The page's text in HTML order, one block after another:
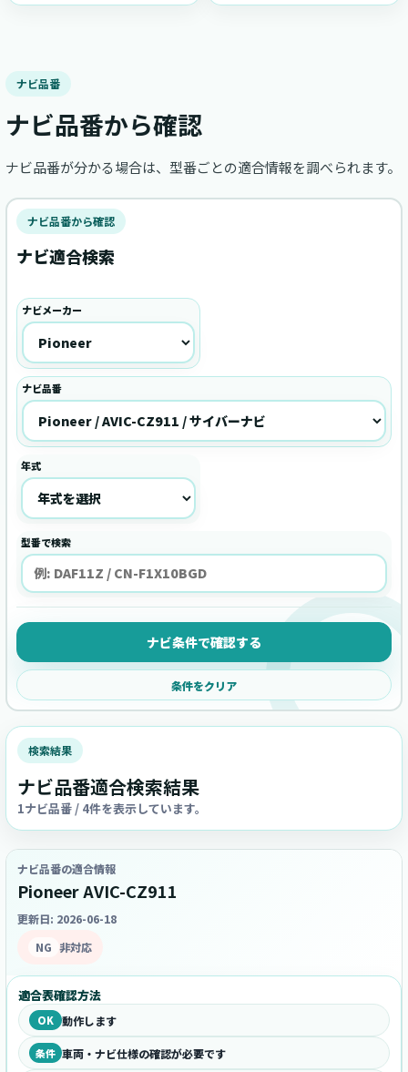
ナビ品番
ナビ品番から確認
ナビ品番が分かる場合は、型番ごとの適合情報を調べられます。
ナビ品番から確認
ナビ適合検索
ナビメーカー
ナビ品番
年式
型番で検索
ナビ条件で確認する
条件をクリア
検索結果
ナビ品番適合検索結果
1ナビ品番 / 4件を表示しています。
ナビ品番の適合情報
Pioneer AVIC-CZ911
更新日: 2026-06-18
NG 非対応
適合表確認方法
OK 動作します
条件 車両・ナビ仕様の確認が必要です